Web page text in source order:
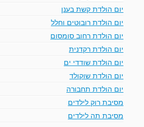
יום הולדת קשת בענן
יום הולדת רובוטים וחלל
יום הולדת רחוב סומסום
יום הולדת רקדנית
יום הולדת שודדי ים
יום הולדת שוקולד
יום הולדת תחבורה
מסיבת רוק לילדים
מסיבת תה לילדים